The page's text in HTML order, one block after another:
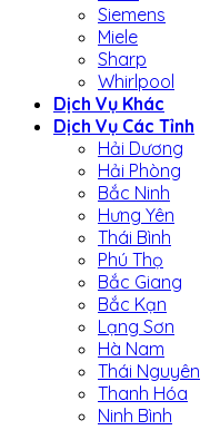
Siemens
Miele
Sharp
Whirlpool
Dịch Vụ Khác
Dịch Vụ Các Tỉnh
Hải Dương
Hải Phòng
Bắc Ninh
Hưng Yên
Thái Bình
Phú Thọ
Bắc Giang
Bắc Kạn
Lạng Sơn
Hà Nam
Thái Nguyên
Thanh Hóa
Ninh Bình